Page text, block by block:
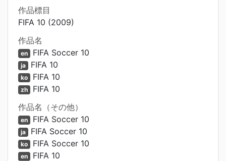
作品標目
FIFA 10 (2009)
作品名
en FIFA Soccer 10
ja FIFA 10
ko FIFA 10
zh FIFA 10
作品名（その他）
en FIFA Soccer 10
ja FIFA Soccer 10
ko FIFA Soccer 10
en FIFA 10